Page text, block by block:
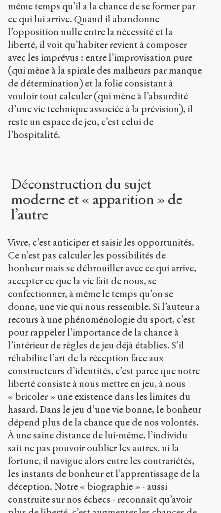
même temps qu’il a la chance de se former par
ce qui lui arrive. Quand il abandonne
l’opposition nulle entre la nécessité et la
liberté, il voit qu’habiter revient à composer
avec les imprévus : entre l’improvisation pure
(qui mène à la spirale des malheurs par manque
de détermination) et la folie consistant à
vouloir tout calculer (qui mène à l’absurdité
d’une vie technique associée à la prévision), il
reste un espace de jeu, c’est celui de
l’hospitalité.
Déconstruction du sujet
moderne et « apparition » de
l’autre
Vivre, c’est anticiper et saisir les opportunités.
Ce n’est pas calculer les possibilités de
bonheur mais se débrouiller avec ce qui arrive,
accepter ce que la vie fait de nous, se
confectionner, à même le temps qu’on se
donne, une vie qui nous ressemble. Si l’auteur a
recours à une phénoménologie du sport, c’est
pour rappeler l’importance de la chance à
l’intérieur de règles de jeu déjà établies. S’il
réhabilite l’art de la réception face aux
constructeurs d’identités, c’est parce que notre
liberté consiste à nous mettre en jeu, à nous
« bricoler » une existence dans les limites du
hasard. Dans le jeu d’une vie bonne, le bonheur
dépend plus de la chance que de nos volontés.
À une saine distance de lui-même, l’individu
sait ne pas pouvoir oublier les autres, ni la
fortune, il navigue alors entre les contrariétés,
les instants de bonheur et l’apprentissage de la
déception. Notre « biographie » - aussi
construite sur nos échecs - reconnaît qu’avoir